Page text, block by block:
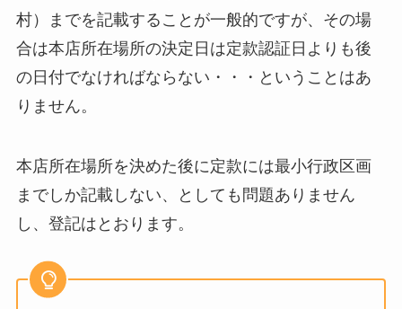
村）までを記載することが一般的ですが、その場
合は本店所在場所の決定日は定款認証日よりも後
の日付でなければならない・・・ということはあ
りません。
本店所在場所を決めた後に定款には最小行政区画
までしか記載しない、としても問題ありません
し、登記はとおります。